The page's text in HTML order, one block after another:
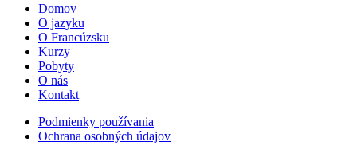
Domov
O jazyku
O Francúzsku
Kurzy
Pobyty
O nás
Kontakt
Podmienky používania
Ochrana osobných údajov